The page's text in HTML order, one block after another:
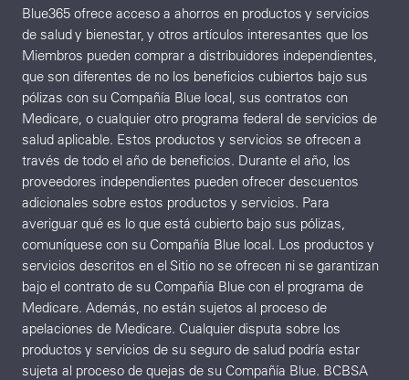
Blue365 ofrece acceso a ahorros en productos y servicios
de salud y bienestar, y otros artículos interesantes que los
Miembros pueden comprar a distribuidores independientes,
que son diferentes de no los beneficios cubiertos bajo sus
pólizas con su Compañía Blue local, sus contratos con
Medicare, o cualquier otro programa federal de servicios de
salud aplicable. Estos productos y servicios se ofrecen a
través de todo el año de beneficios. Durante el año, los
proveedores independientes pueden ofrecer descuentos
adicionales sobre estos productos y servicios. Para
averiguar qué es lo que está cubierto bajo sus pólizas,
comuníquese con su Compañía Blue local. Los productos y
servicios descritos en el Sitio no se ofrecen ni se garantizan
bajo el contrato de su Compañía Blue con el programa de
Medicare. Además, no están sujetos al proceso de
apelaciones de Medicare. Cualquier disputa sobre los
productos y servicios de su seguro de salud podría estar
sujeta al proceso de quejas de su Compañía Blue. BCBSA